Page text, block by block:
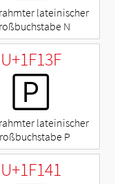
lateinischer
N
U+1F13F
🄿
lateinischer
P
U+1F141